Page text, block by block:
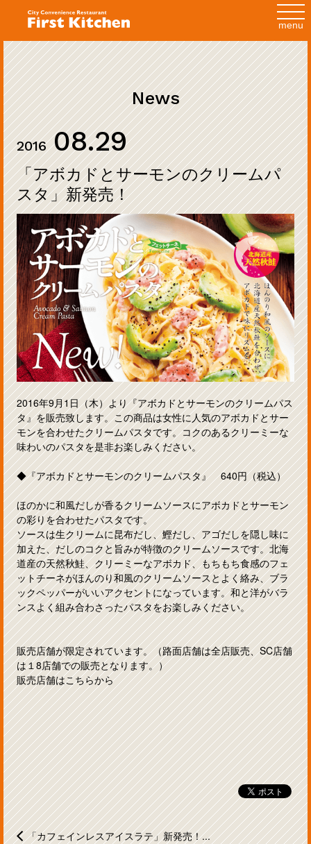
menu
News
2016 08.29
「アボカドとサーモンのクリームパ
スタ」新発売！
2016年9月1日（木）より『アボカドとサーモンのクリームパス
タ』を販売致します。この商品は女性に人気のアボカドとサー
モンを合わせたクリームパスタです。コクのあるクリーミーな
味わいのパスタを是非お楽しみください。
◆『アボカドとサーモンのクリームパスタ』 640円（税込）
ほのかに和風だしが香るクリームソースにアボカドとサーモン
の彩りを合わせたパスタです。
ソースは生クリームに昆布だし、鰹だし、アゴだしを隠し味に
加えた、だしのコクと旨みが特徴のクリームソースです。北海
道産の天然秋鮭、クリーミーなアボカド、もちもち食感のフェ
ットチーネがほんのり和風のクリームソースとよく絡み、ブラ
ックペッパーがいいアクセントになっています。和と洋がバラ
ンスよく組み合わさったパスタをお楽しみください。
販売店舗が限定されています。（路面店舗は全店販売、SC店舗
は１8店舗での販売となります。）
販売店舗はこちらから
「カフェインレスアイスラテ」新発売！...